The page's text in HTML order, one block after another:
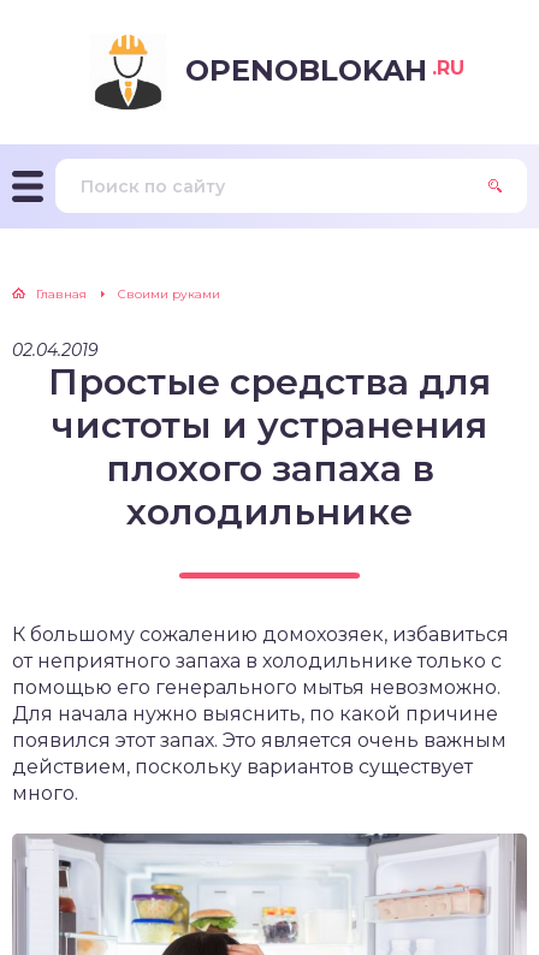
OPENOBLOKAH .RU
Главная Своими руками
02.04.2019
Простые средства для
чистоты и устранения
плохого запаха в
холодильнике
К большому сожалению домохозяек, избавиться
от неприятного запаха в холодильнике только с
помощью его генерального мытья невозможно.
Для начала нужно выяснить, по какой причине
появился этот запах. Это является очень важным
действием, поскольку вариантов существует
много.